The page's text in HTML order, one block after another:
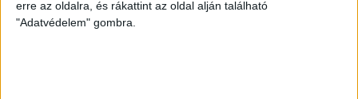
erre az oldalra, és rákattint az oldal alján található
"Adatvédelem" gombra.